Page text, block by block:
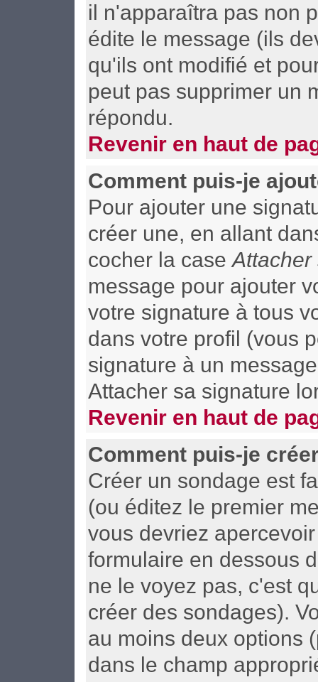
il n'apparaîtra pas non
édite le message (ils
qu'ils ont modifié et
peut pas supprimer un
répondu.
Revenir en haut de
Comment puis-je
Pour ajouter une
créer une, en allant
cocher la caseAttacher
message pour ajouter
votre signature à tous
dans votre profil (vous
signature à un
Attacher sa signature
Revenir en haut de
Comment puis-je
Créer un sondage est
(ou éditez le premier
vous devriez
formulaire en dessous
ne le voyez pas, c'est
créer des sondages).
au moins deux options
dans le champ